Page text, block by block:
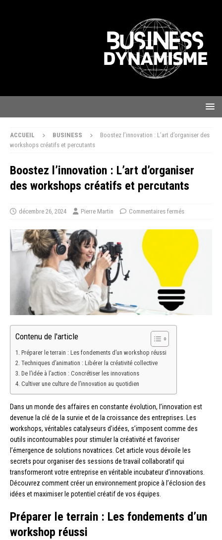
ACCUEIL BUSINESS
Boostez l’innovation : L’art d’organiser des
workshops créatifs et percutants
Boostez l’innovation : L’art d’organiser
des workshops créatifs et percutants
décembre 26, 2024 Pierre Martin Commentaires fermés
Contenu de l'article
Préparer le terrain : Les fondements d’un workshop réussi
Techniques d’animation : Libérer la créativité collective
De l’idée à l’action : Concrétiser les innovations
Cultiver une culture de l’innovation au quotidien
Dans un monde des affaires en constante évolution, l’innovation est
devenue la clé de la survie et de la croissance des entreprises. Les
workshops, véritables catalyseurs d’idées, s’imposent comme des
outils incontournables pour stimuler la créativité et favoriser
l’émergence de solutions novatrices. Cet article vous dévoile les
secrets pour organiser des sessions de travail collaboratif qui
transformeront votre entreprise en véritable incubateur d’innovations.
Découvrez comment créer un environnement propice à l’éclosion des
idées et maximiser le potentiel créatif de vos équipes.
Préparer le terrain : Les fondements d’un
workshop réussi